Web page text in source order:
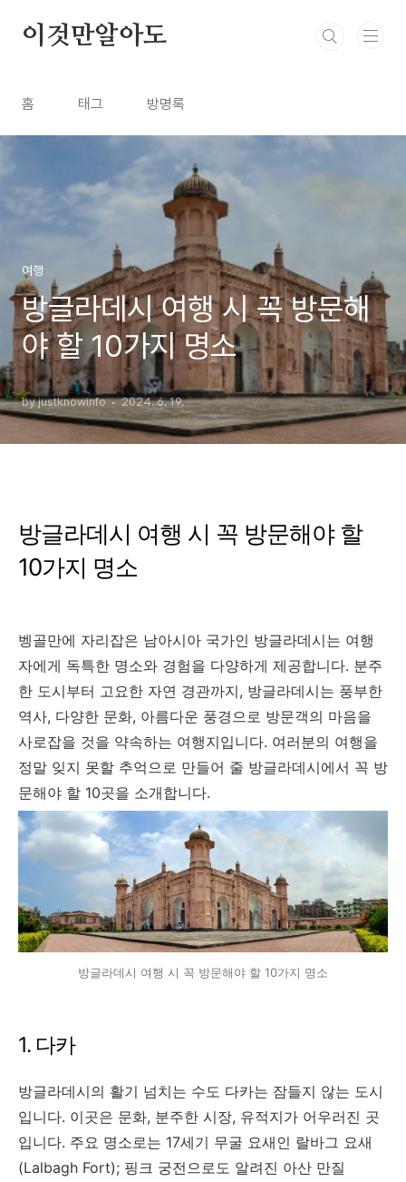
이것만알아도
홈 태그 방명록
여행
방글라데시 여행 시 꼭 방문해
야 할 10가지 명소
by justknowinfo 2024. 6. 19.
방글라데시 여행 시 꼭 방문해야 할
10가지 명소
벵골만에 자리잡은 남아시아 국가인 방글라데시는 여행
자에게 독특한 명소와 경험을 다양하게 제공합니다. 분주
한 도시부터 고요한 자연 경관까지, 방글라데시는 풍부한
역사, 다양한 문화, 아름다운 풍경으로 방문객의 마음을
사로잡을 것을 약속하는 여행지입니다. 여러분의 여행을
정말 잊지 못할 추억으로 만들어 줄 방글라데시에서 꼭 방
문해야 할 10곳을 소개합니다.
방글라데시 여행 시 꼭 방문해야 할 10가지 명소
1. 다카
방글라데시의 활기 넘치는 수도 다카는 잠들지 않는 도시
입니다. 이곳은 문화, 분주한 시장, 유적지가 어우러진 곳
입니다. 주요 명소로는 17세기 무굴 요새인 랄바그 요새
(Lalbagh Fort); 핑크 궁전으로도 알려진 아산 만질